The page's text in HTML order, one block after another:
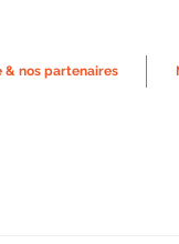
& nos partenaires